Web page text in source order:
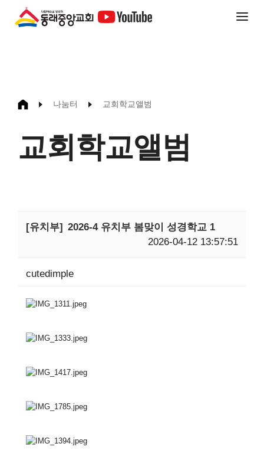
나눔터 교회학교앨범
교회학교앨범
[유치부] 2026-4 유치부 봄맞이 성경학교 1
2026-04-12 13:57:51
cutedimple